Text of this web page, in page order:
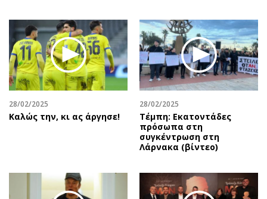
28/02/2025
Καλώς την, κι ας άργησε!
28/02/2025
Τέμπη: Εκατοντάδες
πρόσωπα στη
συγκέντρωση στη
Λάρνακα (βίντεο)